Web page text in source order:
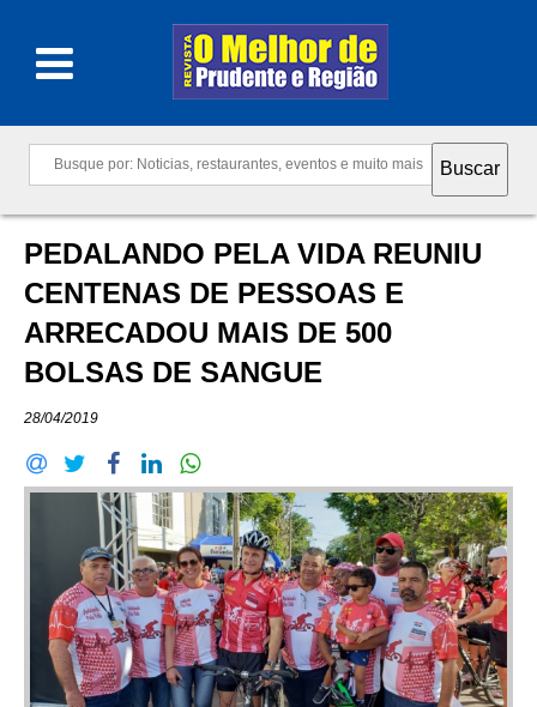
PEDALANDO PELA VIDA REUNIU
CENTENAS DE PESSOAS E
ARRECADOU MAIS DE 500
BOLSAS DE SANGUE
28/04/2019